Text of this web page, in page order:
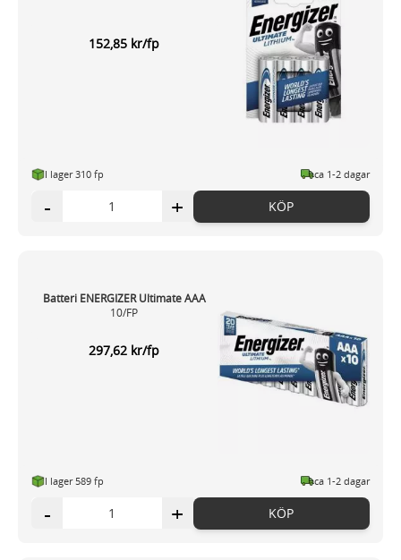
152,85 kr/fp
I lager 310 fp ca 1-2 dagar
- + KÖP
Batteri ENERGIZER Ultimate AAA
10/FP
297,62 kr/fp
I lager 589 fp ca 1-2 dagar
- + KÖP